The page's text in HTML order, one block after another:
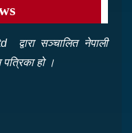
सञ्‍चालित नेपाली
हो ।